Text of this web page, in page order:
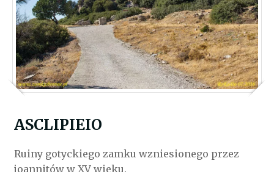
ASCLIPIEIO
Ruiny gotyckiego zamku wzniesionego przez
joannitów w XV wieku.